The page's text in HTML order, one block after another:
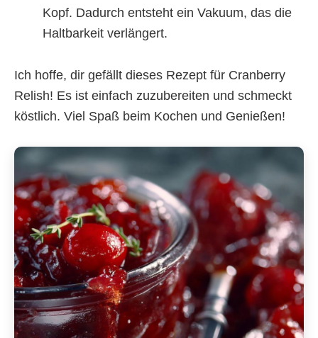
Kopf. Dadurch entsteht ein Vakuum, das die
Haltbarkeit verlängert.
Ich hoffe, dir gefällt dieses Rezept für Cranberry
Relish! Es ist einfach zuzubereiten und schmeckt
köstlich. Viel Spaß beim Kochen und Genießen!